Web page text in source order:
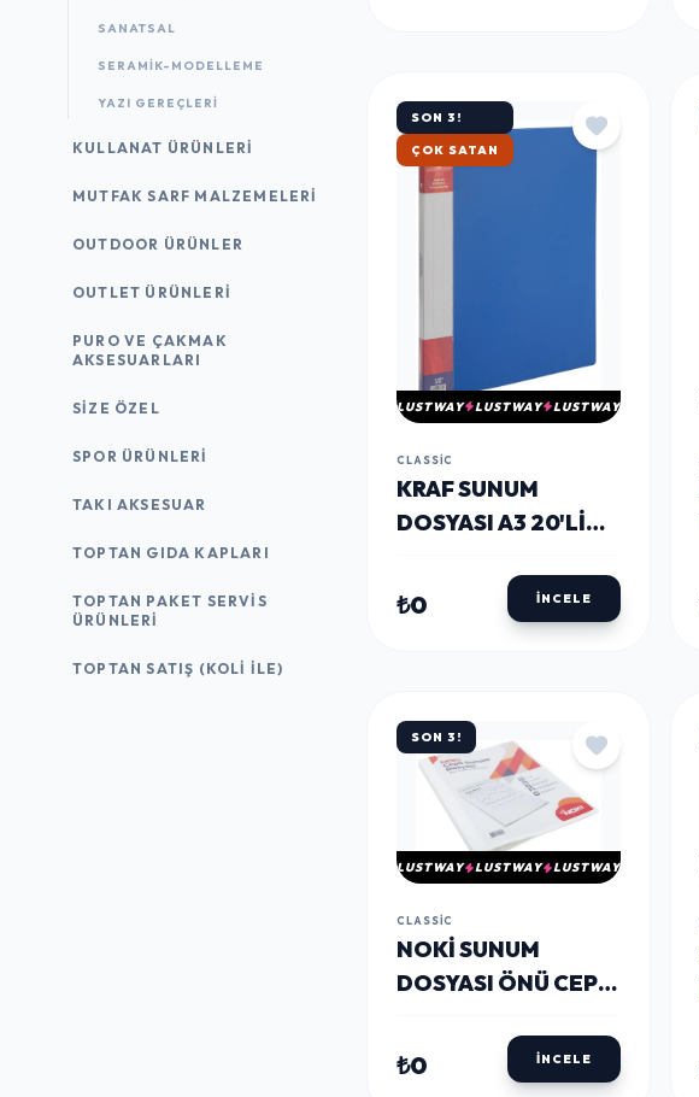
SANATSAL
SERAMİK-MODELLEME
YAZI GEREÇLERI
KULLANAT ÜRÜNLERI
MUTFAK SARF MALZEMELERI
OUTDOOR ÜRÜNLER
OUTLET ÜRÜNLERI
PURO VE ÇAKMAK
AKSESUARLARI
SIZE ÖZEL
SPOR ÜRÜNLERI
TAKI AKSESUAR
TOPTAN GIDA KAPLARI
TOPTAN PAKET SERVIS
ÜRÜNLERI
TOPTAN SATIŞ (KOLI İLE)
SON 3!
ÇOK SATAN
LUSTWAY LUSTWAY LUSTWAY
CLASSIC
KRAF SUNUM
DOSYASI A3 20'LI
₺0 İNCELE
SON 3!
LUSTWAY LUSTWAY LUSTWAY
CLASSIC
NOKI SUNUM
DOSYASI ÖNÜ CEPLI
₺0 İNCELE